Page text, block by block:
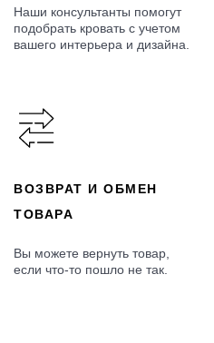
Наши консультанты помогут
подобрать кровать с учетом
вашего интерьера и дизайна.
ВОЗВРАТ И ОБМЕН
ТОВАРА
Вы можете вернуть товар,
если что-то пошло не так.